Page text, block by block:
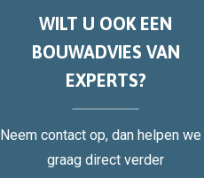
WILT U OOK EEN
BOUWADVIES VAN
EXPERTS?
Neem contact op, dan helpen we
graag direct verder